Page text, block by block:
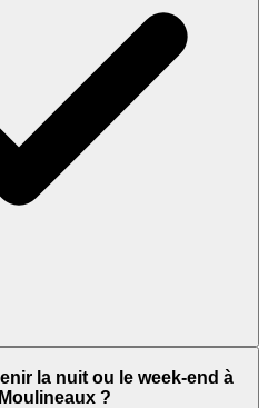
la nuit ou le week-end à
?